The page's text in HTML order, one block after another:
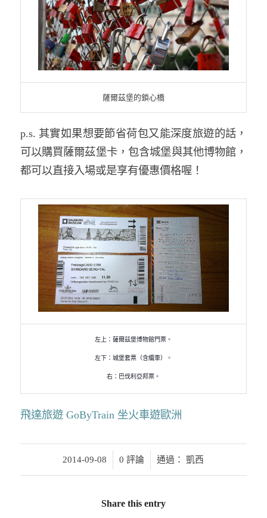
薩爾茲堡的鎖心橋
p.s. 其實如果想要節省荷包又能深度旅遊的話，
可以購買薩爾茲堡卡，包含城堡與其他博物館，
都可以直接入場或是享有優惠價格喔！
左上：薩爾茲堡博物館門票。
左下：城堡套票（含纜車）。
右：巴伐利亞邦票。
飛達旅遊 GoByTrain 坐火車遊歐洲
2014-09-08
/ 0 評論 通過：凱西
Share this entry